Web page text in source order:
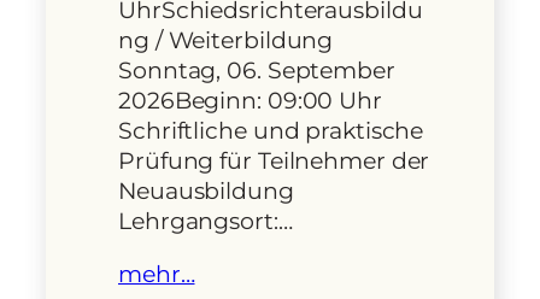
UhrSchiedsrichterausbildu
ng / Weiterbildung
Sonntag, 06. September
2026Beginn: 09:00 Uhr
Schriftliche und praktische
Prüfung für Teilnehmer der
Neuausbildung
Lehrgangsort:…
mehr…